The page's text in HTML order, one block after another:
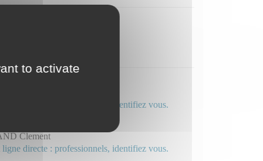
directe : professionnels, identifiez vous.
Clement
directe : professionnels, identifiez vous.
to activate